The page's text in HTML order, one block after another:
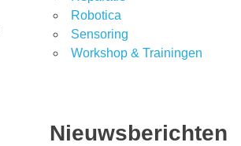
Robotica
Sensoring
Workshop & Trainingen
Nieuwsberichten